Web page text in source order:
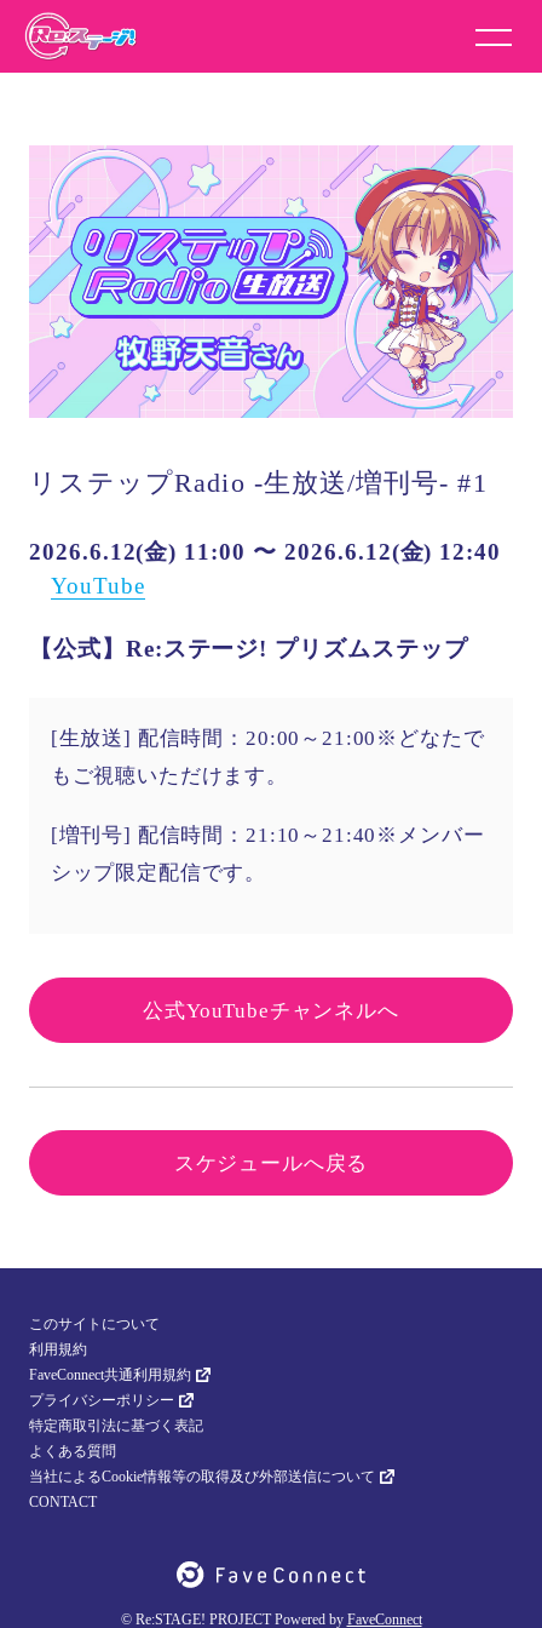
リステップRadio -生放送/増刊号- #1
2026.6.12(金) 11:00 〜 2026.6.12(金) 12:40
YouTube
【公式】Re:ステージ! プリズムステップ
[生放送] 配信時間：20:00～21:00※どなたで
もご視聴いただけます。
[増刊号] 配信時間：21:10～21:40※メンバー
シップ限定配信です。
公式YouTubeチャンネルへ
スケジュールへ戻る
このサイトについて
利用規約
FaveConnect共通利用規約
プライバシーポリシー
特定商取引法に基づく表記
よくある質問
当社によるCookie情報等の取得及び外部送信について
CONTACT
© Re:STAGE! PROJECT Powered by FaveConnect